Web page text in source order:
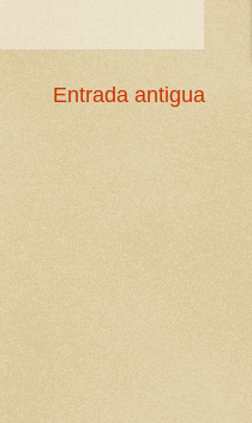
Entrada antigua